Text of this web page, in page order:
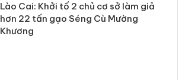
Lào Cai: Khởi tố 2 chủ cơ sở làm giả
hơn 22 tấn gạo Séng Cù Mường
Khương